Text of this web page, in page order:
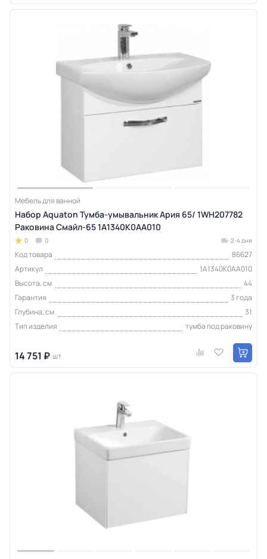
Мебель для ванной
Набор Aquaton Тумба-умывальник Ария 65/ 1WH207782
Раковина Смайл-65 1A1340K0AA010
0 0 2-4 дня
Код товара
86627
Артикул
1A1340K0AA010
Высота, см
44
Гарантия
3 года
Глубина, см
31
Тип изделия
тумба под раковину
14 751 ₽ шт